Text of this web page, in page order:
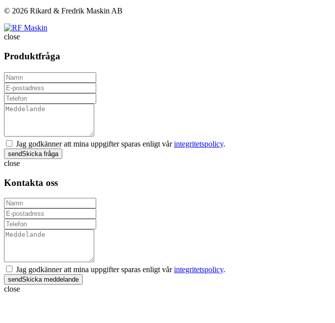
© 2026 Rikard & Fredrik Maskin AB
close
Produktfråga
Jag godkänner att mina uppgifter sparas enligt vårintegritetspolicy.
sendSkicka fråga
close
Kontakta oss
Jag godkänner att mina uppgifter sparas enligt vårintegritetspolicy.
sendSkicka meddelande
close